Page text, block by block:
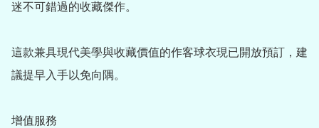
迷不可錯過的收藏傑作。
這款兼具現代美學與收藏價值的作客球衣現已開放預訂，建
議提早入手以免向隅。
增值服務